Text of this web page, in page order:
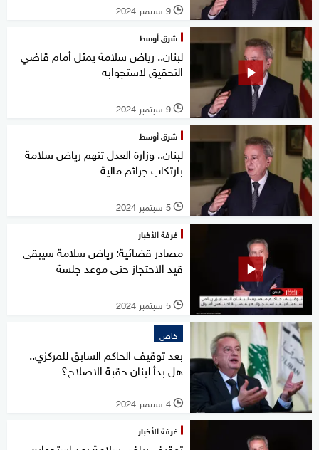
l 9 سبتمبر 2024
شرق أوسط
لبنان.. رياض سلامة يمثل أمام قاضي
التحقيق لاستجوابه
l 9 سبتمبر 2024
شرق أوسط
لبنان.. وزارة العدل تتهم رياض سلامة
بارتكاب جرائم مالية
l 5 سبتمبر 2024
غرفة الأخبار
مصادر قضائية: رياض سلامة سيبقى
قيد الاحتجاز حتى موعد جلسة
l 5 سبتمبر 2024
خاص
بعد توقيف الحاكم السابق للمركزي..
هل بدأ لبنان حقبة الاصلاح؟
l 4 سبتمبر 2024
غرفة الأخبار